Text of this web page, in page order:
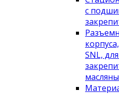
с
SNL,